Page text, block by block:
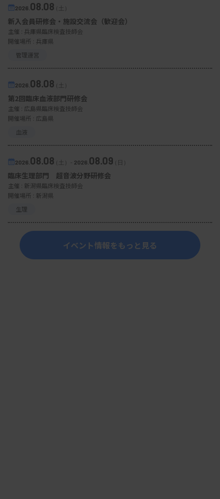
2026. 08.08（土）
新入会員研修会・施設交流会（歓迎会）
主催 : 兵庫県臨床検査技師会
開催場所 : 兵庫県
管理運営
2026. 08.08（土）
第2回臨床血液部門研修会
主催 : 広島県臨床検査技師会
開催場所 : 広島県
血液
2026. 08.08（土） - 2026. 08.09（日）
臨床生理部門 超音波分野研修会
主催 : 新潟県臨床検査技師会
開催場所 : 新潟県
生理
イベント情報をもっと見る